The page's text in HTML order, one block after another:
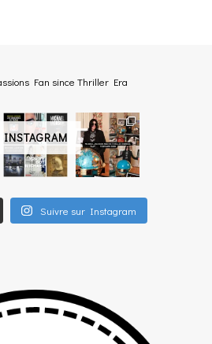
INSTAGRAM
Fan since Thriller Era
Suivre sur Instagram